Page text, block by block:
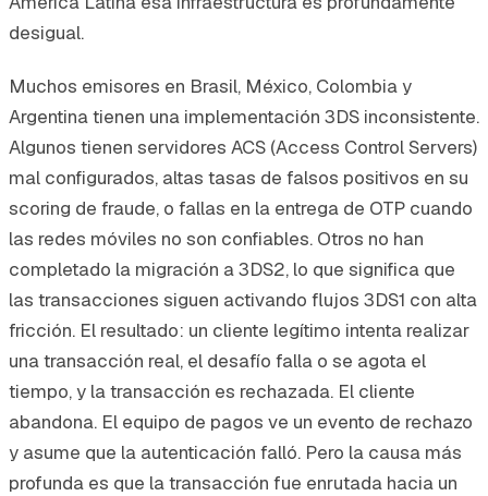
desigual.
Muchos emisores en Brasil, México, Colombia y
Argentina tienen una implementación 3DS inconsistente.
Algunos tienen servidores ACS (Access Control Servers)
mal configurados, altas tasas de falsos positivos en su
scoring de fraude, o fallas en la entrega de OTP cuando
las redes móviles no son confiables. Otros no han
completado la migración a 3DS2, lo que significa que
las transacciones siguen activando flujos 3DS1 con alta
fricción. El resultado: un cliente legítimo intenta realizar
una transacción real, el desafío falla o se agota el
tiempo, y la transacción es rechazada. El cliente
abandona. El equipo de pagos ve un evento de rechazo
y asume que la autenticación falló. Pero la causa más
profunda es que la transacción fue enrutada hacia un